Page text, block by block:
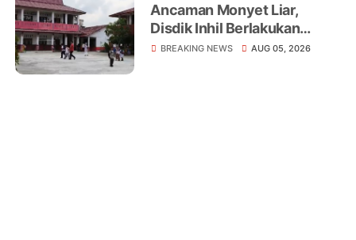
Ancaman Monyet Liar,
Disdik Inhil Berlakukan
Belajar dari Rumah di
BREAKING NEWS AUG 05, 2026